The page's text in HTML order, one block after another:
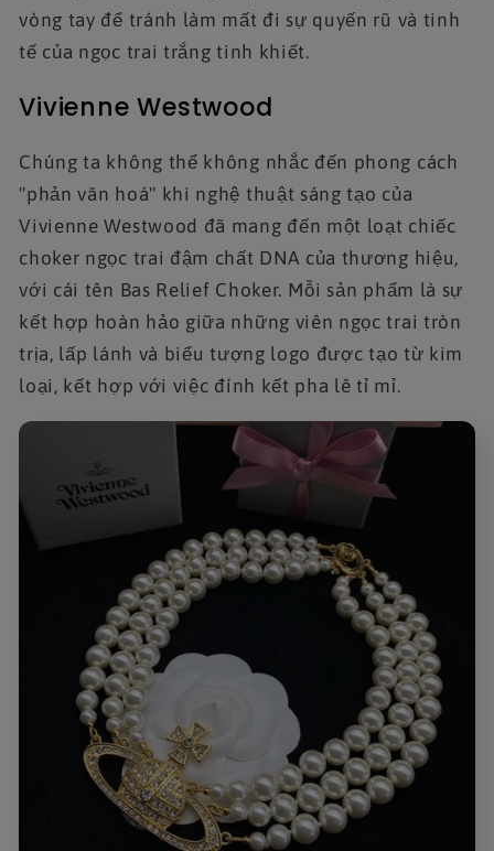
vòng tay để tránh làm mất đi sự quyến rũ và tinh
tế của ngọc trai trắng tinh khiết.
Vivienne Westwood
Chúng ta không thể không nhắc đến phong cách
"phản văn hoá" khi nghệ thuật sáng tạo của
Vivienne Westwood đã mang đến một loạt chiếc
choker ngọc trai đậm chất DNA của thương hiệu,
với cái tên Bas Relief Choker. Mỗi sản phẩm là sự
kết hợp hoàn hảo giữa những viên ngọc trai tròn
trịa, lấp lánh và biểu tượng logo được tạo từ kim
loại, kết hợp với việc đính kết pha lê tỉ mỉ.